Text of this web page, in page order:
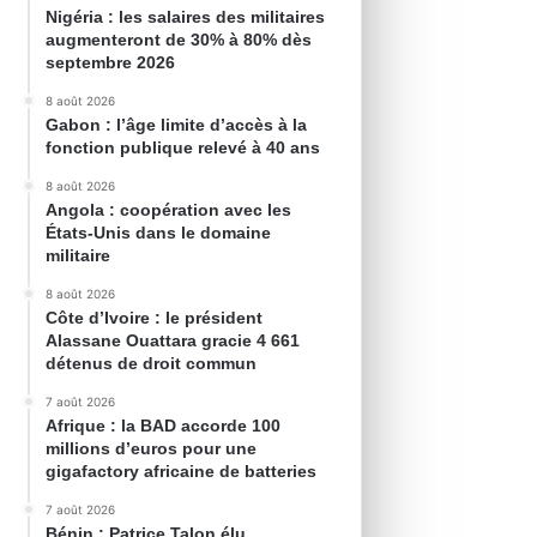
Nigéria : les salaires des militaires
augmenteront de 30% à 80% dès
septembre 2026
8 août 2026
Gabon : l’âge limite d’accès à la
fonction publique relevé à 40 ans
8 août 2026
Angola : coopération avec les
États-Unis dans le domaine
militaire
8 août 2026
Côte d’Ivoire : le président
Alassane Ouattara gracie 4 661
détenus de droit commun
7 août 2026
Afrique : la BAD accorde 100
millions d’euros pour une
gigafactory africaine de batteries
7 août 2026